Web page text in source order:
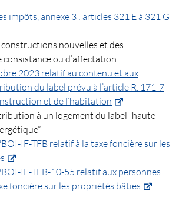
impôts, annexe 3 : articles 321 E à 321 G
nouvelles et des
consistance ou d’affectation
2023 relatif au contenu et aux
du label prévu à l’article R. 171-7
et de l’habitation
à un logement du label “haute
IF-TFB relatif à la taxe foncière sur les
IF-TFB-10-55 relatif aux personnes
foncière sur les propriétés bâties